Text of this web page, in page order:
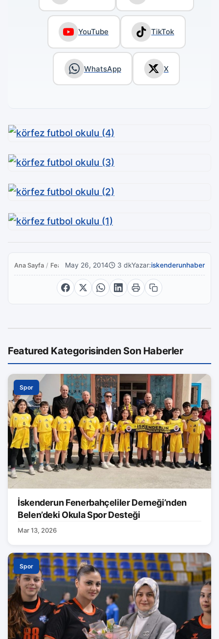
YouTube TikTok
WhatsApp X
Ana Sayfa / FeaturedMay 26, 2014 3 dkYazar:iskenderunhaber
Featured Kategorisinden Son Haberler
Spor
İskenderun Fenerbahçeliler Derneği’nden
Belen’deki Okula Spor Desteği
Mar 13, 2026
Spor